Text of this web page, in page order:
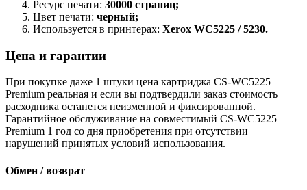
Ресурс печати: 30000 страниц;
Цвет печати: черный;
Используется в принтерах: Xerox WC5225 / 5230.
Цена и гарантии
При покупке даже 1 штуки цена картриджа CS-WC5225
Premium реальная и если вы подтвердили заказ стоимость
расходника останется неизменной и фиксированной.
Гарантийное обслуживание на совместимый CS-WC5225
Premium 1 год со дня приобретения при отсутствии
нарушений принятых условий использования.
Обмен / возврат